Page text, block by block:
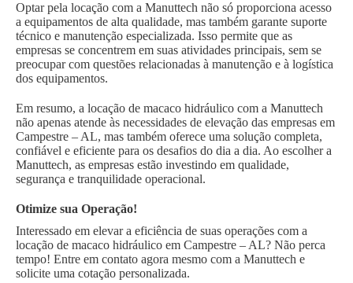
Optar pela locação com a Manuttech não só proporciona acesso
a equipamentos de alta qualidade, mas também garante suporte
técnico e manutenção especializada. Isso permite que as
empresas se concentrem em suas atividades principais, sem se
preocupar com questões relacionadas à manutenção e à logística
dos equipamentos.
Em resumo, a locação de macaco hidráulico com a Manuttech
não apenas atende às necessidades de elevação das empresas em
Campestre – AL, mas também oferece uma solução completa,
confiável e eficiente para os desafios do dia a dia. Ao escolher a
Manuttech, as empresas estão investindo em qualidade,
segurança e tranquilidade operacional.
Otimize sua Operação!
Interessado em elevar a eficiência de suas operações com a
locação de macaco hidráulico em Campestre – AL? Não perca
tempo! Entre em contato agora mesmo com a Manuttech e
solicite uma cotação personalizada.